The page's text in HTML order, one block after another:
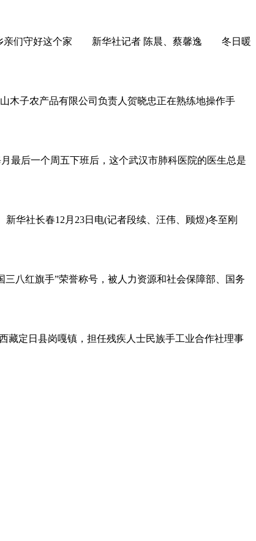
乡亲们守好这个家 新华社记者 陈晨、蔡馨逸 冬日暖
子农产品有限公司负责人贺晓忠正在熟练地操作手
一个周五下班后，这个武汉市肺科医院的医生总是
华社长春12月23日电(记者段续、汪伟、顾煜)冬至刚
八红旗手”荣誉称号，被人力资源和社会保障部、国务
藏定日县岗嘎镇，担任残疾人士民族手工业合作社理事